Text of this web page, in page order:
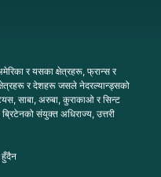
र यसका क्षेत्रहरू, फ्रान्स र
र देशहरू जसले नेदरल्यान्ड्सको
साबा, अरुबा, कुराकाओ र सिन्ट
संयुक्त अधिराज्य, उत्तरी
हुँदैन